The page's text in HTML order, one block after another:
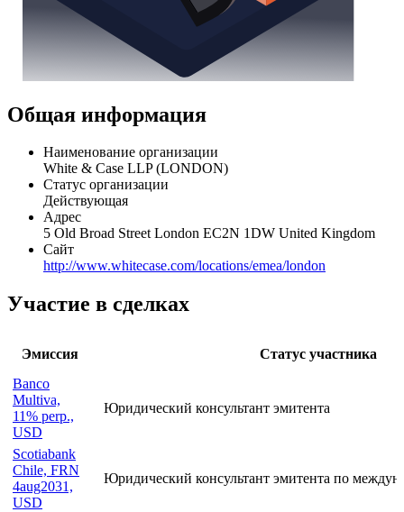
Общая информация
Наименование организации
White & Case LLP (LONDON)
Статус организации
Действующая
Адрес
5 Old Broad Street London EC2N 1DW United Kingdom
Сайт
http://www.whitecase.com/locations/emea/london
Участие в сделках
Эмиссия
Статус участника
Banco
Multiva,
11% perp.,
USD
Юридический консультант эмитента
Scotiabank
Chile, FRN
4aug2031,
USD
Юридический консультант эмитента по